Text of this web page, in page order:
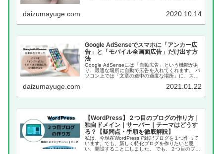
daizumayuge.com 2020.10.14
Google AdSenseでスマホに「アンカー広
告」と「モバイル全画面広告」だけ出す方
法
Google AdSenseには「自動広告」という機能があ
り、最適な場所に自動で広告を入れてくれます。 パ
ソコン上では「文章の途中の適度な場所」に、スマ
カー広告」と「モバイル全画面広告」も出して...
daizumayuge.com 2021.01.22
【WordPress】２つ目のブログの作り方｜
独自ドメイン｜サーバー｜テーマはどうす
る？【疑問点・手順を徹底解説】
私は、今現在WordPressで雑記ブログを１つ作って
います。でも、新しく特化ブログを作りたいと思
い、開設することにしました。 でも、２つ目のブロ